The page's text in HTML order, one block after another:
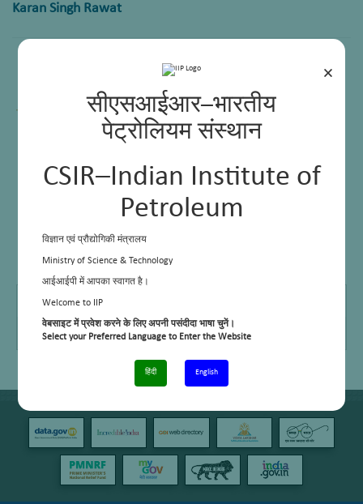
×
सीएसआईआर–भारतीय
पेट्रोलियम संस्थान
CSIR–Indian Institute of
Petroleum
विज्ञान एवं प्रौद्योगिकी मंत्रालय
Ministry of Science & Technology
आईआईपी में आपका स्वागत है।
Welcome to IIP
वेबसाइट में प्रवेश करने के लिए अपनी पसंदीदा भाषा चुनें।
Select your Preferred Language to Enter the Website
हिंदी English
Karan Singh Rawat
Principal Technical Officer
Telephone No.
ksrawat@iip.res.in